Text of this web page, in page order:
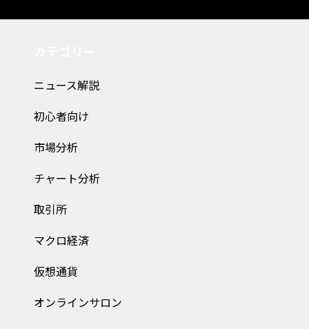
ニュース解説
初心者向け
市場分析
チャート分析
取引所
マクロ経済
仮想通貨
オンラインサロン